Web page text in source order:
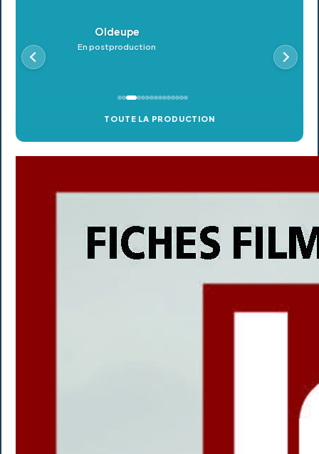
Oldeupe
En postproduction
TOUTE LA PRODUCTION